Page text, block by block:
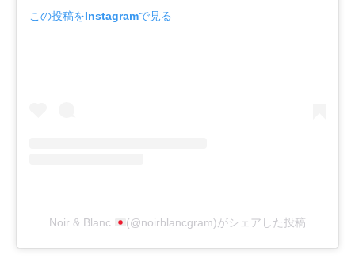
この投稿をInstagramで見る
Noir & Blanc (@noirblancgram)がシェアした投稿